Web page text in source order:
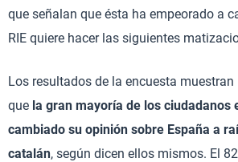
que señalan que ésta ha empeorado a
RIE quiere hacer las siguientes
Los resultados de la encuesta
que la gran mayoría de los ciudadanos
cambiado su opinión sobre España a
catalán, según dicen ellos mismos. El